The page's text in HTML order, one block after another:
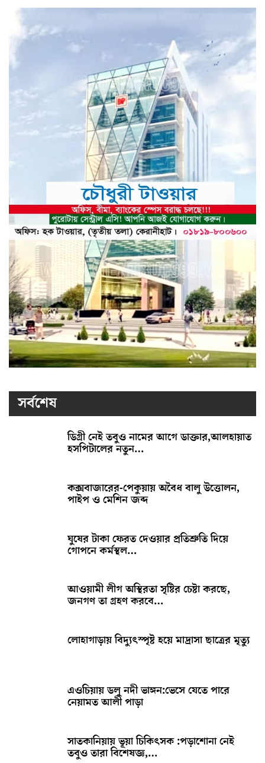
সর্বশেষ
ডিগ্রী নেই তবুও নামের আগে ডাক্তার,আলহায়াত
হসপিটালের নতুন…
কক্সবাজারের-পেকুয়ায় অবৈধ বালু উত্তোলন,
পাইপ ও মেশিন জব্দ
ঘুষের টাকা ফেরত দেওয়ার প্রতিশ্রুতি দিয়ে
গোপনে কর্মস্থল…
আওয়ামী লীগ অস্থিরতা সৃষ্টির চেষ্টা করছে,
জনগণ তা গ্রহণ করবে…
লোহাগাড়ায় বিদ্যুৎস্পৃষ্ট হয়ে মাদ্রাসা ছাত্রের মৃত্যু
এওচিয়ায় ডলু নদী ভাঙ্গন:ভেসে যেতে পারে
নেয়ামত আলী পাড়া
সাতকানিয়ায় ভূয়া চিকিৎসক :পড়াশোনা নেই
তবুও তারা বিশেষজ্ঞ,…